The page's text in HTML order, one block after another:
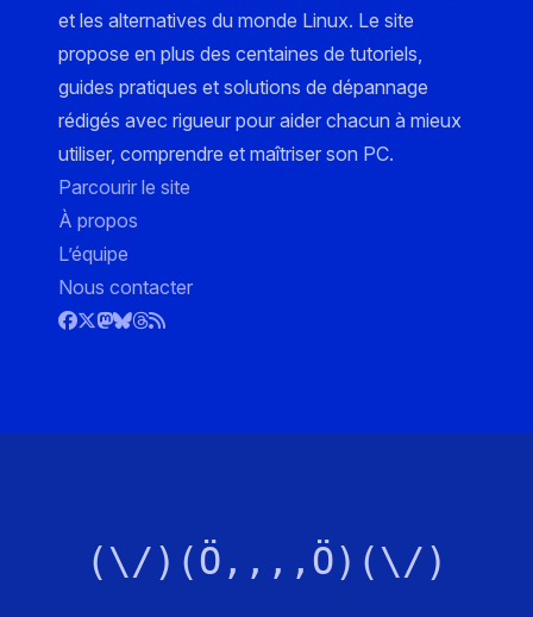
et les alternatives du monde Linux. Le site
propose en plus des centaines de tutoriels,
guides pratiques et solutions de dépannage
rédigés avec rigueur pour aider chacun à mieux
utiliser, comprendre et maîtriser son PC.
Parcourir le site
À propos
L’équipe
Nous contacter
(\/)(Ö,,,,Ö)(\/)